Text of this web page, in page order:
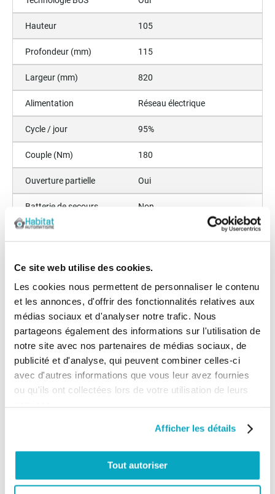
Ce site web utilise des cookies.
Les cookies nous permettent de personnaliser le contenu
et les annonces, d'offrir des fonctionnalités relatives aux
médias sociaux et d'analyser notre trafic. Nous
partageons également des informations sur l'utilisation de
notre site avec nos partenaires de médias sociaux, de
publicité et d'analyse, qui peuvent combiner celles-ci
avec d'autres informations que vous leur avez fournies
ou qu'ils ont collectées lors de votre utilisation de leurs
Afficher les détails
Tout autoriser
Hauteur 105
Profondeur (mm) 115
Largeur (mm) 820
Alimentation Réseau électrique
Cycle / jour 95%
Couple (Nm) 180
Ouverture partielle Oui
Batterie de secours Non
Option déverrouillage
Ralentissement fin de
course
Oui
Garantie 30 mois
Largeur minimum du
vantail (cm)
150
Angle d'ouverture maximum
(degrès)
91-110
(kg)